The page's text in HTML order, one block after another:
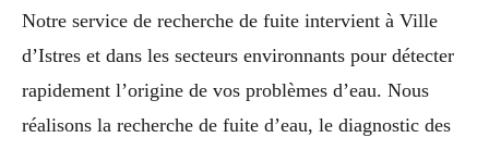
Notre service de recherche de fuite intervient à Ville
d’Istres et dans les secteurs environnants pour détecter
rapidement l’origine de vos problèmes d’eau. Nous
réalisons la recherche de fuite d’eau, le diagnostic des